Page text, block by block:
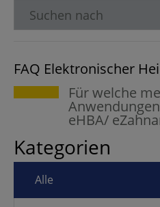
FAQ Elektronischer
Für welche
eHBA/
Kategorien
Alle